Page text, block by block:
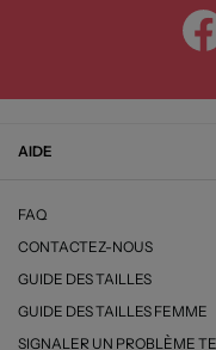
AIDE
FAQ
CONTACTEZ-NOUS
GUIDE DES TAILLES
GUIDE DES TAILLES FEMME
SIGNALER UN PROBLÈME